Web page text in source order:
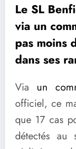
Le SL
via un
pas moins
dans ses
Via un
officiel, ce
que 17 cas
détectés au